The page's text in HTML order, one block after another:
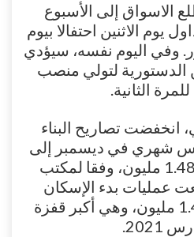
الاسواق إلى الأسبوع
يوم الاثنين احتفالا بيوم
وفي اليوم نفسه، سيؤدي
الدستورية لتولي منصب
الثانية.
انخفضت تصاريح البناء
أساس شهري في ديسمبر إلى
معدل موسمي بلغ 1.48 مليون، وفقا لمكتب
عمليات بدء الإسكان
بنسبة 15.8٪ إلى 1.49 مليون، وهي أكبر قفزة
2021.